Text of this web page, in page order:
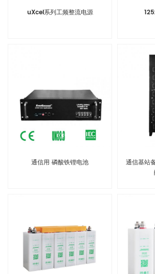
uXcel系列工频整流电源
通信用 磷酸铁锂电池
通信基站